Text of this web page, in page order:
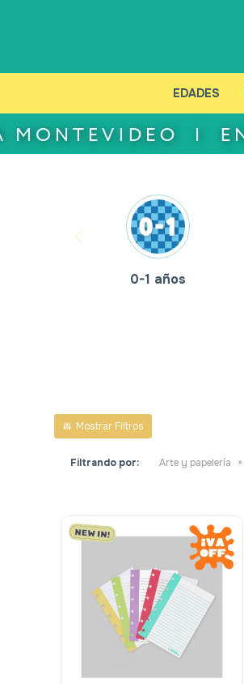
EDADES
0-1 años
Filtrando por: Arte y papelería